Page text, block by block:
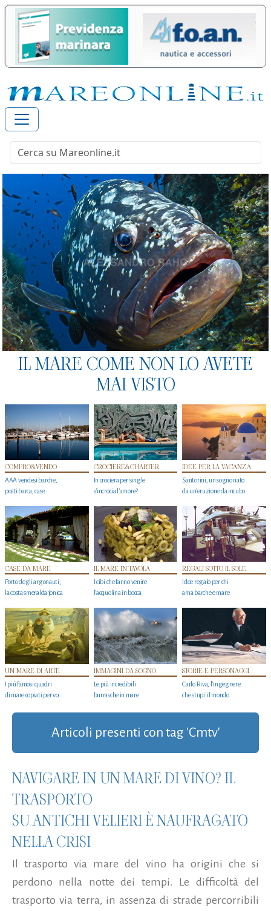
IL MARE COME NON LO AVETE
MAI VISTO
COMPRO&VENDO
AAA vendesi barche,
posti barca, case…
CROCIERE&CHARTER
In crociera per single
s'incrocia l’amore?
IDEE PER LA VACANZA
Santorini, un sogno nato
da un’eruzione da incubo
CASE DA MARE
Porto degli argonauti,
la costa smeralda jonica
IL MARE IN TAVOLA
I cibi che fanno venire
l’acquolina in bocca
REGALI SOTTO IL SOLE
Idee regalo per chi
ama barche e mare
UN MARE DI ARTE
I più famosi quadri
di mare copiati per voi
IMMAGINI DA SOGNO
Le più incredibili
burrasche in mare
STORIE E PERSONAGGI
Carlo Riva, l’ingegnere
che stupi' il mondo
Articoli presenti con tag 'Cmtv'
NAVIGARE IN UN MARE DI VINO? IL
TRASPORTO
SU ANTICHI VELIERI È NAUFRAGATO
NELLA CRISI
Il trasporto via mare del vino ha origini che si
perdono nella notte dei tempi. Le difficoltà del
trasporto via terra, in assenza di strade percorribili